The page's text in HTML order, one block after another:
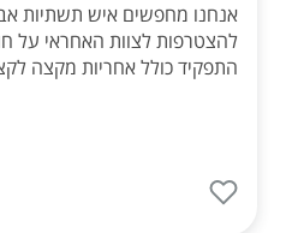
אנחנו מחפשים איש תשתיות
להצטרפות לצוות האחראי על
התפקיד כולל אחריות מקצה